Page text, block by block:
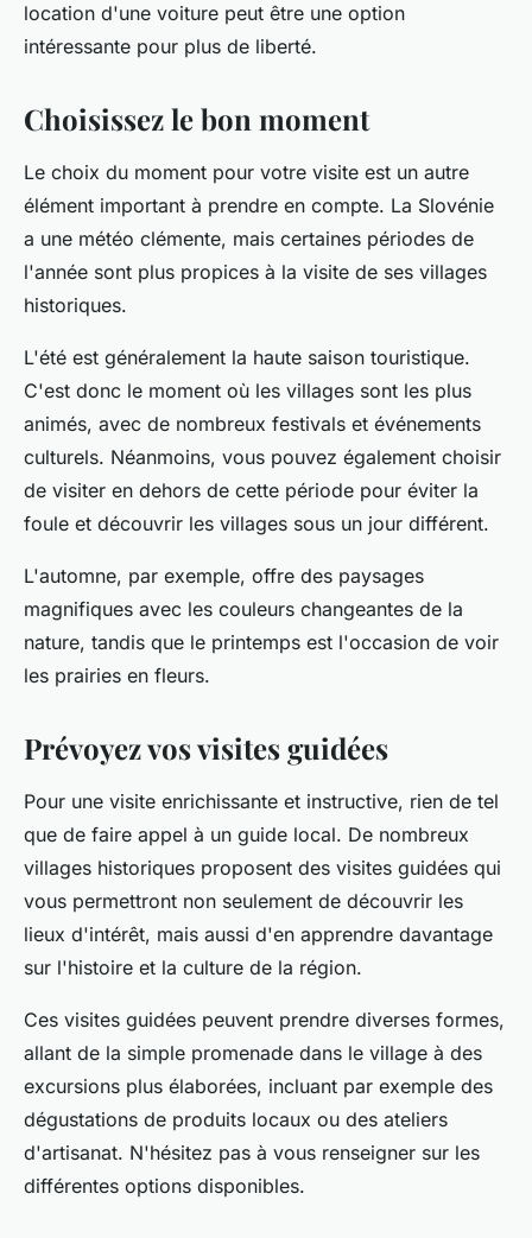
location d'une voiture peut être une option
intéressante pour plus de liberté.
Choisissez le bon moment
Le choix du moment pour votre visite est un autre
élément important à prendre en compte. La Slovénie
a une météo clémente, mais certaines périodes de
l'année sont plus propices à la visite de ses villages
historiques.
L'été est généralement la haute saison touristique.
C'est donc le moment où les villages sont les plus
animés, avec de nombreux festivals et événements
culturels. Néanmoins, vous pouvez également choisir
de visiter en dehors de cette période pour éviter la
foule et découvrir les villages sous un jour différent.
L'automne, par exemple, offre des paysages
magnifiques avec les couleurs changeantes de la
nature, tandis que le printemps est l'occasion de voir
les prairies en fleurs.
Prévoyez vos visites guidées
Pour une visite enrichissante et instructive, rien de tel
que de faire appel à un guide local. De nombreux
villages historiques proposent des visites guidées qui
vous permettront non seulement de découvrir les
lieux d'intérêt, mais aussi d'en apprendre davantage
sur l'histoire et la culture de la région.
Ces visites guidées peuvent prendre diverses formes,
allant de la simple promenade dans le village à des
excursions plus élaborées, incluant par exemple des
dégustations de produits locaux ou des ateliers
d'artisanat. N'hésitez pas à vous renseigner sur les
différentes options disponibles.